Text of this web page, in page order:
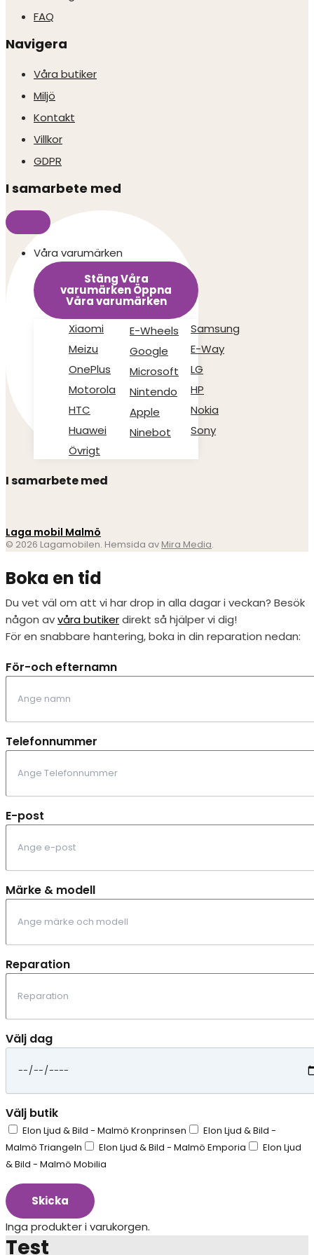
FAQ
Navigera
Våra butiker
Miljö
Kontakt
Villkor
GDPR
I samarbete med
Våra varumärken
Stäng Våra
varumärkenÖppna
Våra varumärken
Xiaomi
Meizu
OnePlus
Motorola
HTC
Huawei
Övrigt
E-Wheels
Google
Microsoft
Nintendo
Apple
Ninebot
Samsung
E-Way
LG
HP
Nokia
Sony
I samarbete med
Laga mobil Malmö
© 2026 Lagamobilen. Hemsida av Mira Media.
Boka en tid
Du vet väl om att vi har drop in alla dagar i veckan? Besök
någon avvåra butikerdirekt så hjälper vi dig!
För en snabbare hantering, boka in din reparation nedan:
För-och efternamn
Telefonnummer
E-post
Märke & modell
Reparation
Välj dag
Välj butik
Elon Ljud & Bild - Malmö Kronprinsen
Elon Ljud & Bild -
Malmö Triangeln
Elon Ljud & Bild - Malmö Emporia
Elon Ljud
& Bild - Malmö Mobilia
Skicka
Inga produkter i varukorgen.
Test